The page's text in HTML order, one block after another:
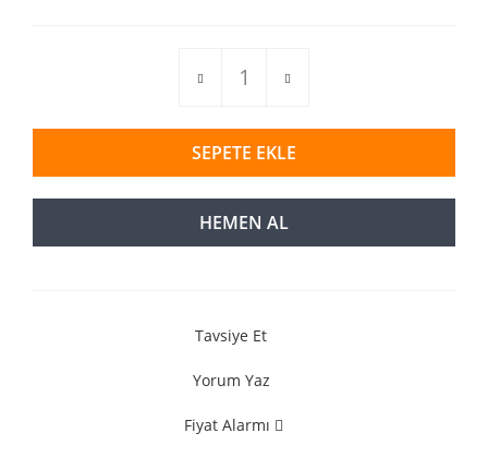
SEPETE EKLE
HEMEN AL
Tavsiye Et
Yorum Yaz
Fiyat Alarmı